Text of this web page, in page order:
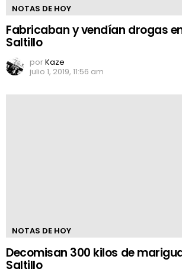
NOTAS DE HOY
Fabricaban y vendían drogas
Saltillo
porKaze
julio 1, 2019, 11:56 am
NOTAS DE HOY
Decomisan 300 kilos de
Saltillo